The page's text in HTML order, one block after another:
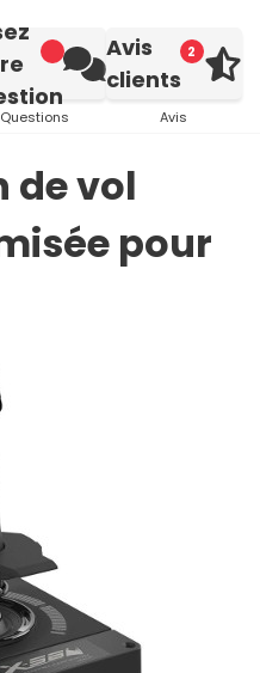
Questions
2
Avis
clients
Avis
de vol
pour